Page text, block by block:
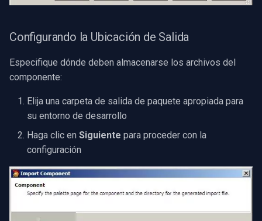
Configurando la Ubicación de Salida
Especifique dónde deben almacenarse los archivos del
componente:
Elija una carpeta de salida de paquete apropiada para
su entorno de desarrollo
Haga clic en Siguiente para proceder con la
configuración